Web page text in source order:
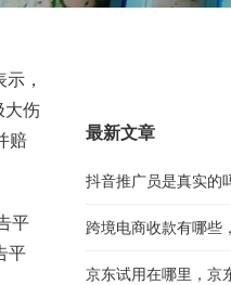
，
大伤
赔
平
平
最新文章
抖音推广员是真实的
跨境电商收款有哪些
京东试用在哪里，京